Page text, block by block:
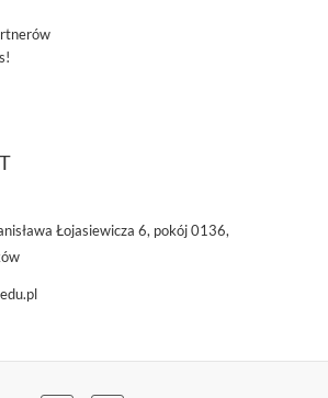
Łojasiewicza 6, pokój 0136,